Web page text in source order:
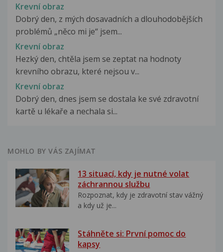
Krevní obraz
Dobrý den, z mých dosavadních a dlouhodobějších
problémů „něco mi je“ jsem...
Krevní obraz
Hezký den, chtěla jsem se zeptat na hodnoty
krevního obrazu, které nejsou v...
Krevní obraz
Dobrý den, dnes jsem se dostala ke své zdravotní
kartě u lékaře a nechala si...
MOHLO BY VÁS ZAJÍMAT
13 situací, kdy je nutné volat
záchrannou službu
Rozpoznat, kdy je zdravotní stav vážný
a kdy už je...
Stáhněte si: První pomoc do
kapsy